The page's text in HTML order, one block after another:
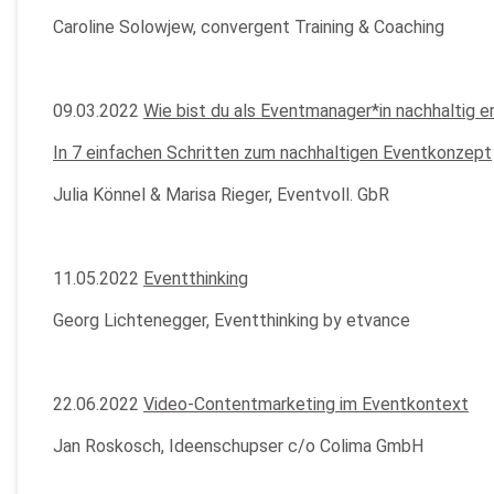
Caroline Solowjew, convergent Training & Coaching
09.03.2022 Wie bist du als Eventmanager*in nachhaltig
In 7 einfachen Schritten zum nachhaltigen Eventkonzept
Julia Könnel & Marisa Rieger, Eventvoll. GbR
11.05.2022 Eventthinking
Georg Lichtenegger, Eventthinking by etvance
22.06.2022 Video-Contentmarketing im Eventkontext
Jan Roskosch, Ideenschupser c/o Colima GmbH